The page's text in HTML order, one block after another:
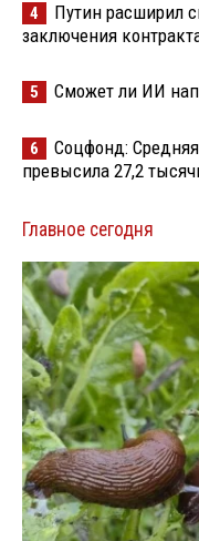
4
Путин расширил
заключения
5 Сможет ли ИИ
6
Соцфонд:
превысила 27,2
Главное сегодня